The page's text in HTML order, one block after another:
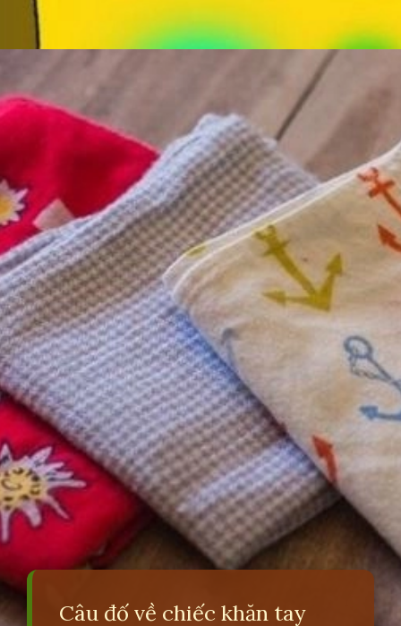
Câu đố về chiếc khăn tay